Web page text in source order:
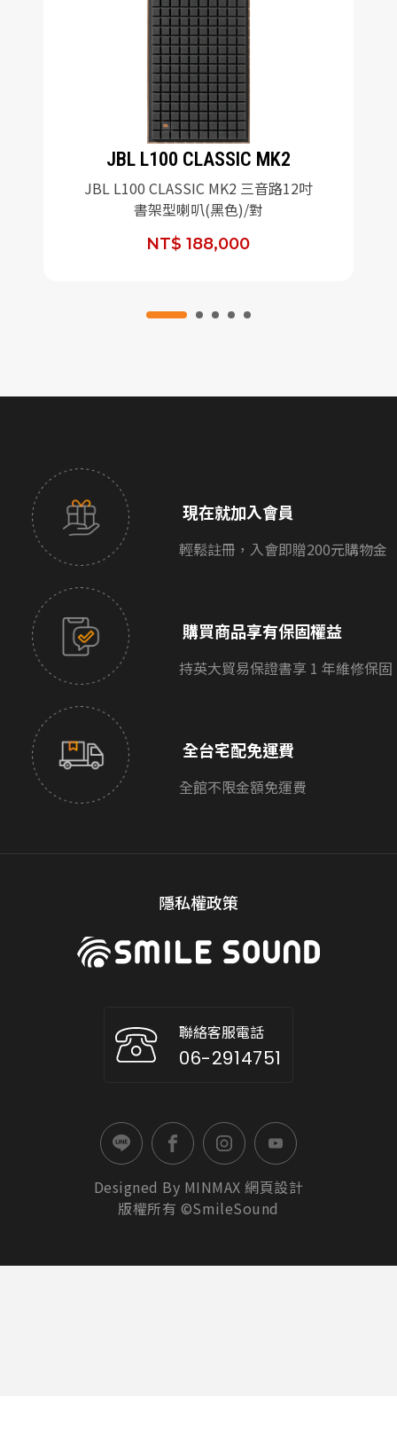
JBL L100 CLASSIC MK2
JBL L100 CLASSIC MK2 三音路12吋
書架型喇叭(黑色)/對
NT$ 188,000
現在就加入會員
輕鬆註冊，入會即贈200元購物金
購買商品享有保固權益
持英大貿易保證書享 1 年維修保固
全台宅配免運費
全館不限金額免運費
隱私權政策
聯絡客服電話
06-2914751
Designed By MINMAX 網頁設計
版權所有 ©SmileSound